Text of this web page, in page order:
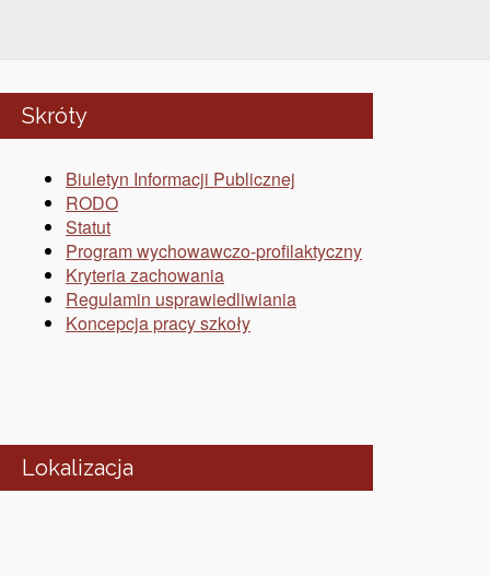
Skróty
Biuletyn Informacji Publicznej
RODO
Statut
Program wychowawczo-profilaktyczny
Kryteria zachowania
Regulamin usprawiedliwiania
Koncepcja pracy szkoły
Lokalizacja